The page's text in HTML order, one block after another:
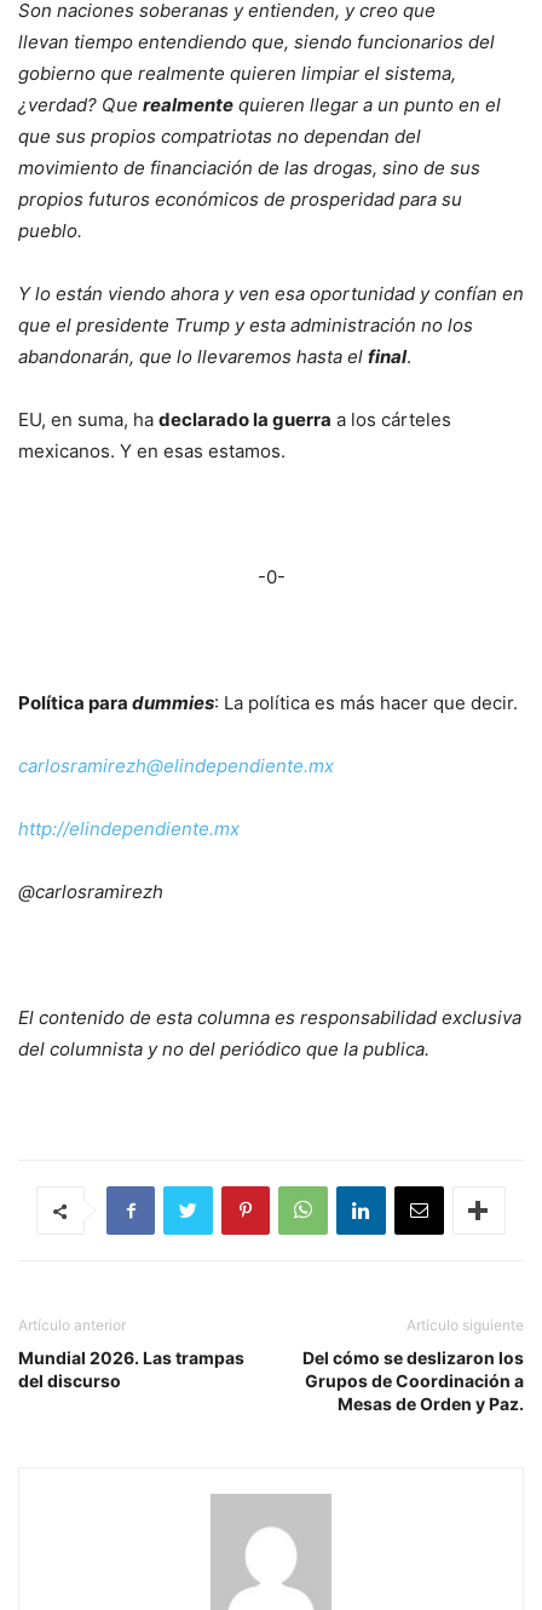
Son naciones soberanas y entienden, y creo que
llevan tiempo entendiendo que, siendo funcionarios del
gobierno que realmente quieren limpiar el sistema,
¿verdad? Que realmente quieren llegar a un punto en el
que sus propios compatriotas no dependan del
movimiento de financiación de las drogas, sino de sus
propios futuros económicos de prosperidad para su
pueblo.
Y lo están viendo ahora y ven esa oportunidad y confían en
que el presidente Trump y esta administración no los
abandonarán, que lo llevaremos hasta el final.
EU, en suma, ha declarado la guerra a los cárteles
mexicanos. Y en esas estamos.
-0-
Política para dummies: La política es más hacer que decir.
carlosramirezh@elindependiente.mx
http://elindependiente.mx
@carlosramirezh
El contenido de esta columna es responsabilidad exclusiva
del columnista y no del periódico que la publica.
Artículo anterior
Mundial 2026. Las trampas
del discurso
Artículo siguiente
Del cómo se deslizaron los
Grupos de Coordinación a
Mesas de Orden y Paz.